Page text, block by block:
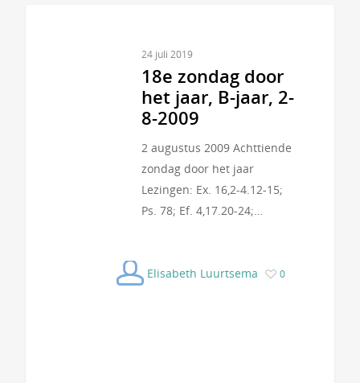
24 juli 2019
18e zondag door
het jaar, B-jaar, 2-
8-2009
2 augustus 2009 Achttiende
zondag door het jaar
Lezingen: Ex. 16,2-4.12-15;
Ps. 78; Ef. 4,17.20-24;…
Elisabeth Luurtsema 0